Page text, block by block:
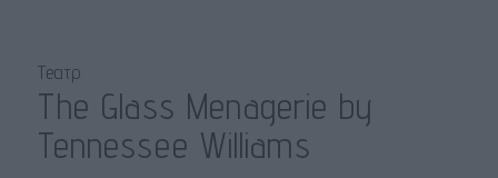
Театр
The Glass Menagerie by
Tennessee Williams